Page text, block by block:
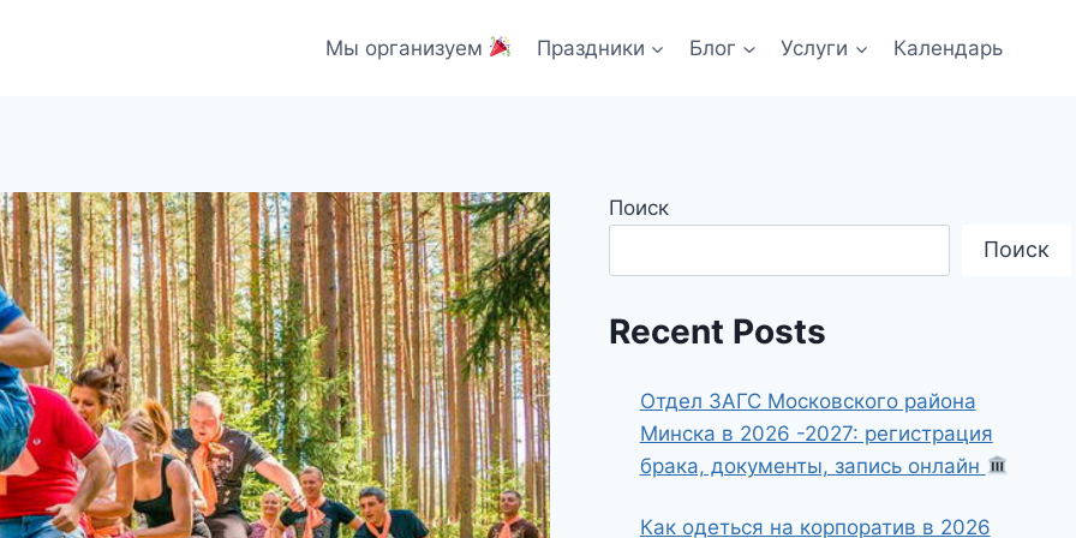
Мы организуем Праздники Блог Услуги Календарь
Поиск
Поиск
Recent Posts
Отдел ЗАГС Московского района
Минска в 2026 -2027: регистрация
брака, документы, запись онлайн
Как одеться на корпоратив в 2026